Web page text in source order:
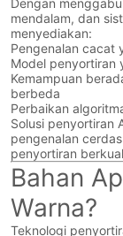
Dengan
mendalam, dan
menyediakan:
Pengenalan cacat
Model penyortiran
Kemampuan
berbeda
Perbaikan
Solusi penyortiran
pengenalan
penyortiran
Bahan
Warna?
Teknologi